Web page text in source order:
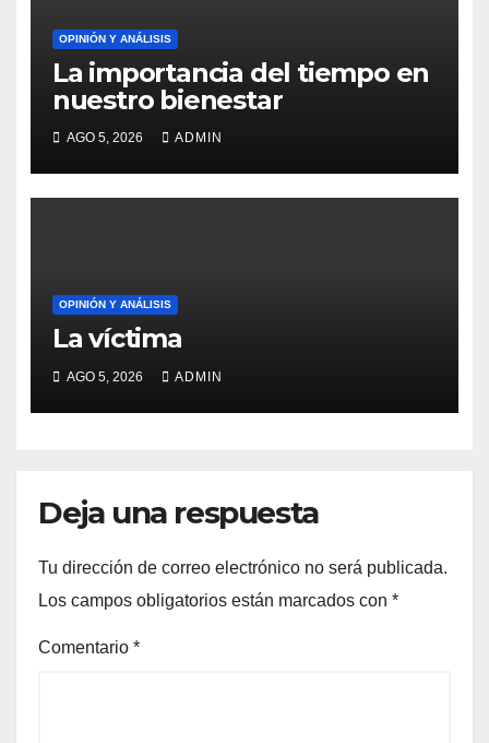
OPINIÓN Y ANÁLISIS
La importancia del tiempo en
nuestro bienestar
AGO 5, 2026 ADMIN
OPINIÓN Y ANÁLISIS
La víctima
AGO 5, 2026 ADMIN
Deja una respuesta
Tu dirección de correo electrónico no será publicada.
Los campos obligatorios están marcados con *
Comentario *